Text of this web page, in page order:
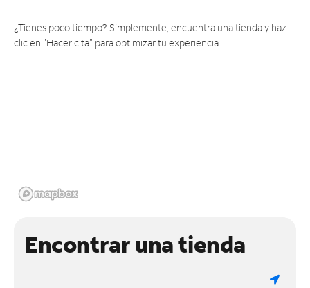
¿Tienes poco tiempo? Simplemente, encuentra una tienda y haz
clic en "Hacer cita" para optimizar tu experiencia.
Encontrar una tienda